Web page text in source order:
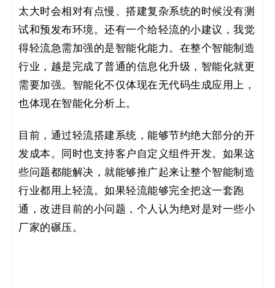
太大时会相对有点慢、搭建复杂系统的时候没有测
试和预发布环境。还有一个给轻流的小建议，我觉
得轻流急需加强的是智能化能力。在整个智能制造
行业，越是完成了普通的信息化升级，智能化就更
需要加强。智能化不仅体现在无代码生成应用上，
也体现在智能化分析上。
目前，通过轻流搭建系统，能够节约绝大部分的开
发成本。同时也支持客户自定义组件开发。如果这
些问题都能解决，就能够推广起来让整个智能制造
行业都用上轻流。如果轻流能够完全把这一套跑
通，改进目前的小问题，个人认为绝对是对一些小
厂家的碾压。